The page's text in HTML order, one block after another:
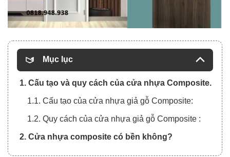
Mục lục
1. Cấu tạo và quy cách của cửa nhựa Composite.
1.1. Cấu tạo của cửa nhựa giả gỗ Composite:
1.2. Quy cách của cửa nhựa giả gỗ Composite :
2. Cửa nhựa composite có bền không?